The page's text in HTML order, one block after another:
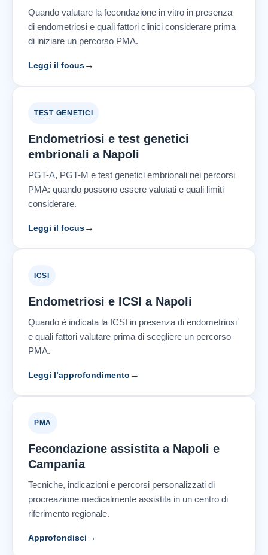
Quando valutare la fecondazione in vitro in presenza
di endometriosi e quali fattori clinici considerare prima
di iniziare un percorso PMA.
Leggi il focus→
TEST GENETICI
Endometriosi e test genetici
embrionali a Napoli
PGT-A, PGT-M e test genetici embrionali nei percorsi
PMA: quando possono essere valutati e quali limiti
considerare.
Leggi il focus→
ICSI
Endometriosi e ICSI a Napoli
Quando è indicata la ICSI in presenza di endometriosi
e quali fattori valutare prima di scegliere un percorso
PMA.
Leggi l’approfondimento →
PMA
Fecondazione assistita a Napoli e
Campania
Tecniche, indicazioni e percorsi personalizzati di
procreazione medicalmente assistita in un centro di
riferimento regionale.
Approfondisci →